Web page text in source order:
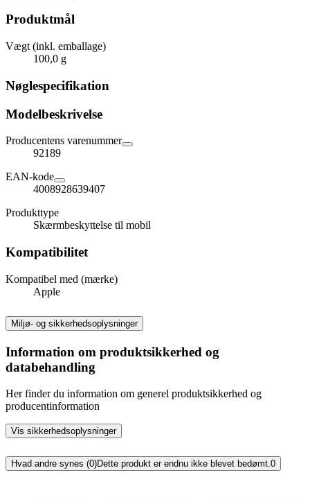
Produktmål
Vægt (inkl. emballage)
100,0 g
Nøglespecifikation
Modelbeskrivelse
Producentens varenummer
92189
EAN-kode
4008928639407
Produkttype
Skærmbeskyttelse til mobil
Kompatibilitet
Kompatibel med (mærke)
Apple
Miljø- og sikkerhedsoplysninger
Information om produktsikkerhed og
databehandling
Her finder du information om generel produktsikkerhed og
producentinformation
Vis sikkerhedsoplysninger
Hvad andre synes (0)Dette produkt er endnu ikke blevet bedømt.0